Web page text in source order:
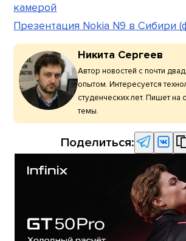
камерой
Презентация Nokia N9 в Сибири
Никита Сергеев
Автор новостей с почти
опытом. Интересуется
студенческих лет. Пишет на
темы.
Поделиться: